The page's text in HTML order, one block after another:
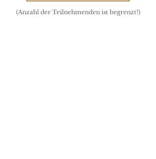
(Anzahl der Teilnehmenden ist begrenzt!)